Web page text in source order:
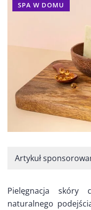
SPA W DOMU
Artykuł
Pielęgnacja skóry
naturalnego